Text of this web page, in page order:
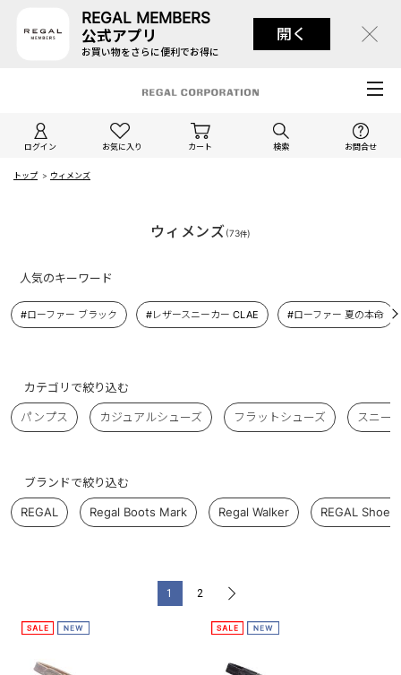
REGAL MEMBERS
公式アプリ
お買い物をさらに便利でお得に
開く
ログイン お気に入り カート 検索 お問合せ
トップ > ウィメンズ
ウィメンズ(73件)
1 2 >
人気のキーワード
#ローファー ブラック #レザースニーカー CLAE #ローファー 夏の本命
カテゴリで絞り込む
パンプス カジュアルシューズ フラットシューズ スニー
ブランドで絞り込む
REGAL Regal Boots Mark Regal Walker REGAL Shoe